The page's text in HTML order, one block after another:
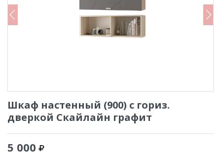
Шкаф настенный (900) с гориз.
дверкой Скайлайн графит
5 000